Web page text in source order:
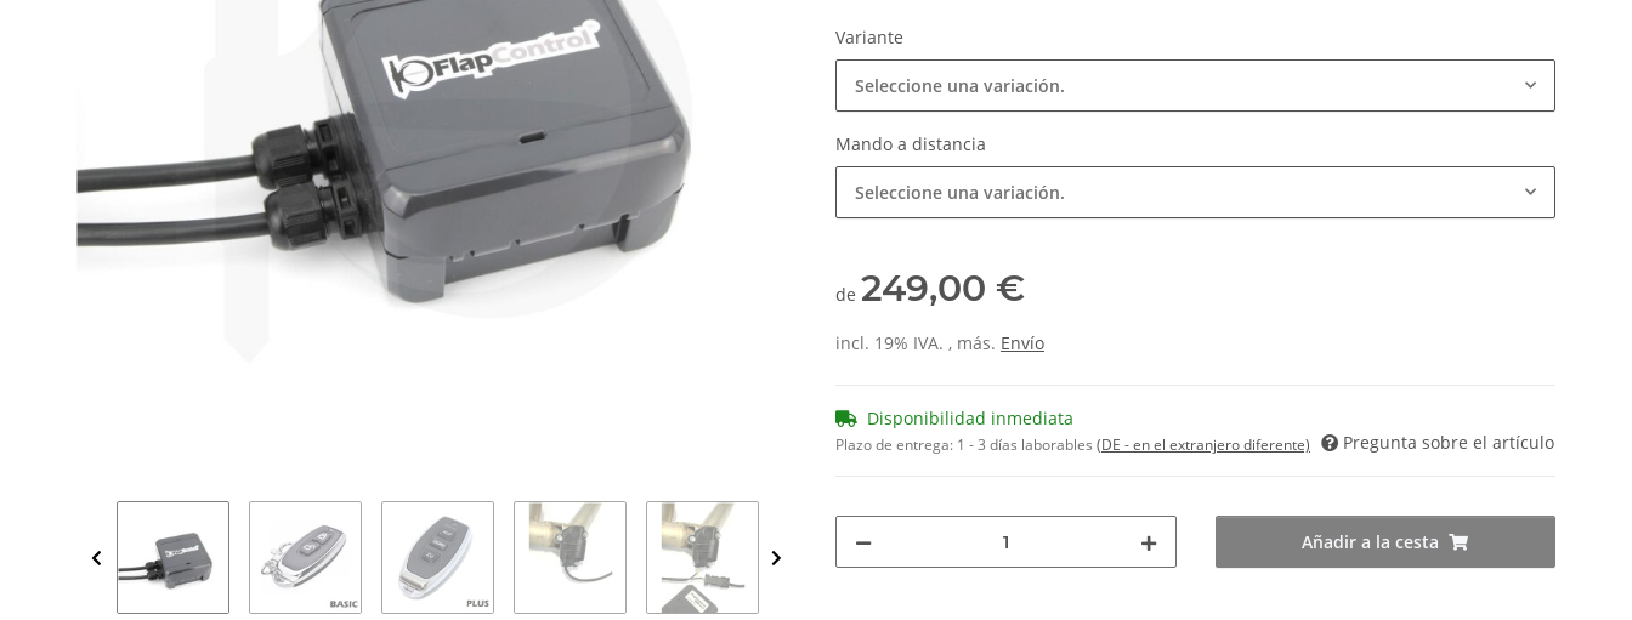
Variante
Seleccione una variación.
Mando a distancia
Seleccione una variación.
de 249,00 €
incl. 19% IVA. , más. Envío
Disponibilidad inmediata
Plazo de entrega: 1 - 3 días laborables (DE - en el extranjero diferente) Pregunta sobre el artículo
Añadir a la cesta